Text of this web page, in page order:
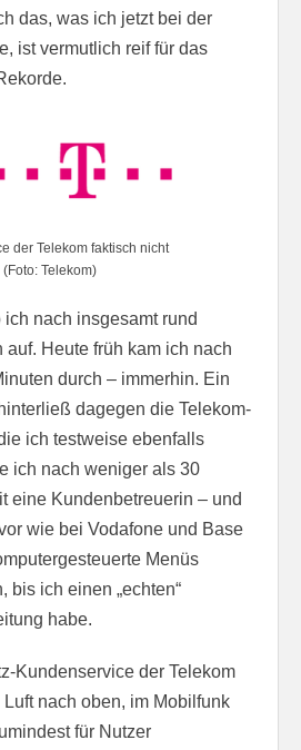
das, was ich jetzt bei der
ist vermutlich reif für das
der Telekom faktisch nicht
Telekom)
nach insgesamt rund
Heute früh kam ich nach
durch – immerhin. Ein
dagegen die Telekom-
ich testweise ebenfalls
ich nach weniger als 30
eine Kundenbetreuerin – und
wie bei Vodafone und Base
Menüs
bis ich einen „echten“
habe.
Kundenservice der Telekom
nach oben, im Mobilfunk
für Nutzer